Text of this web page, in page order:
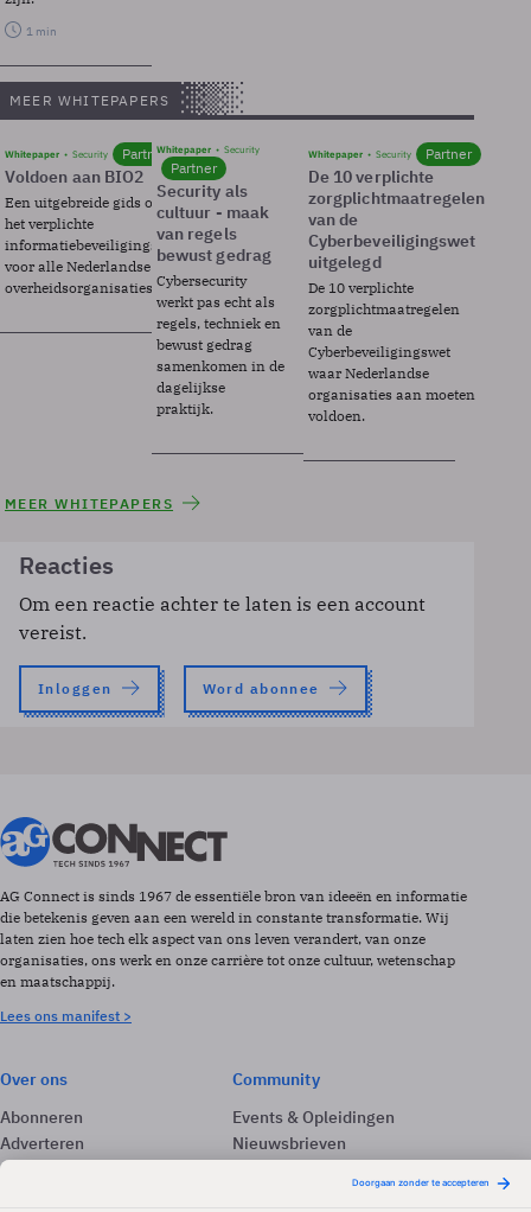
1 min
MEER WHITEPAPERS
Whitepaper Security Partner
Voldoen aan BIO2
Een uitgebreide gids over BIO2,
het verplichte
informatiebeveiligingsframework
voor alle Nederlandse
overheidsorganisaties.
Whitepaper Security
Partner
Security als
cultuur - maak
van regels
bewust gedrag
Cybersecurity
werkt pas echt als
regels, techniek en
bewust gedrag
samenkomen in de
dagelijkse
praktijk.
Whitepaper Security Partner
De 10 verplichte
zorgplichtmaatregelen
van de
Cyberbeveiligingswet
uitgelegd
De 10 verplichte
zorgplichtmaatregelen
van de
Cyberbeveiligingswet
waar Nederlandse
organisaties aan moeten
voldoen.
MEER WHITEPAPERS
Reacties
Om een reactie achter te laten is een account
vereist.
Inloggen Word abonnee
AG Connect is sinds 1967 de essentiële bron van ideeën en informatie
die betekenis geven aan een wereld in constante transformatie. Wij
laten zien hoe tech elk aspect van ons leven verandert, van onze
organisaties, ons werk en onze carrière tot onze cultuur, wetenschap
en maatschappij.
Lees ons manifest >
Over ons
Abonneren
Adverteren
Contact
Community
Events & Opleidingen
Nieuwsbrieven